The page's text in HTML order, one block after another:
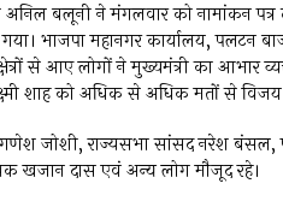
अनिल बलूनी ने मंगलवार को नामांकन पत्र
भाजपा महानगर कार्यालय, पलटन
से आए लोगों ने मुख्यमंत्री का आभार
शाह को अधिक से अधिक मतों से
गणेश जोशी, राज्यसभा सांसद नरेश बंसल,
खजान दास एवं अन्य लोग मौजूद रहे।